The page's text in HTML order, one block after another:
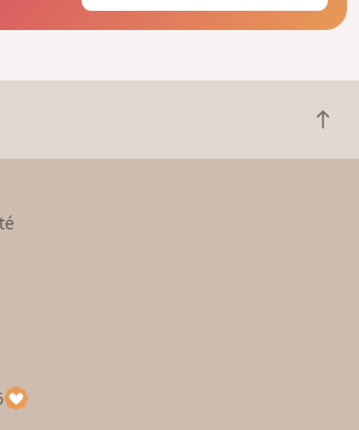
R
e